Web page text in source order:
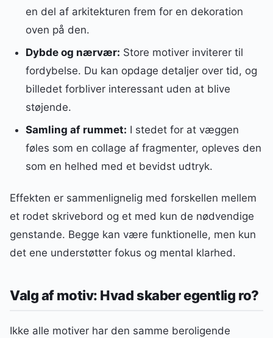
en del af arkitekturen frem for en dekoration
oven på den.
Dybde og nærvær: Store motiver inviterer til
fordybelse. Du kan opdage detaljer over tid, og
billedet forbliver interessant uden at blive
støjende.
Samling af rummet: I stedet for at væggen
føles som en collage af fragmenter, opleves den
som en helhed med et bevidst udtryk.
Effekten er sammenlignelig med forskellen mellem
et rodet skrivebord og et med kun de nødvendige
genstande. Begge kan være funktionelle, men kun
det ene understøtter fokus og mental klarhed.
Valg af motiv: Hvad skaber egentlig ro?
Ikke alle motiver har den samme beroligende